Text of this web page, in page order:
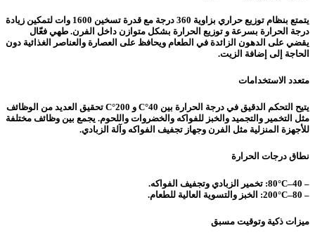
يتمتع بنظام توزيع حراري بزاوية 360 درجة مع قدرة تسخين 1600 وات لتمكين زيادة
درجة الحرارة بسرعة و توزيع الحرارة بشكل متوازن داخل الفرن. طهي فعّال
يقضي على الدهون الزائدة في الطعام ويحافظ على العصارة والعناصر الغذائية دون
الحاجة إلى إضافة الزيت.
متعدد الاستخدامات
يتيح التحكم الدقيق في درجة الحرارة بين 40°C و 200°C تحقيق العديد من الوظائف
مثل التخمير والتجميد والخبز للفواكه والخضروات واللحوم. يجمع بين وظائف مختلفة
للأجهزة المنزلية مثل الفرن وجهاز تجفيف الفواكه وآلة الزبادي.
نطاق درجات الحرارة
– 40–80°C: تخمير الزبادي وتجفيف الفواكه.
– 80–200°C: الخبز والتسوية العالية للطعام.
ميزات ذكية وتوقيت مسبق